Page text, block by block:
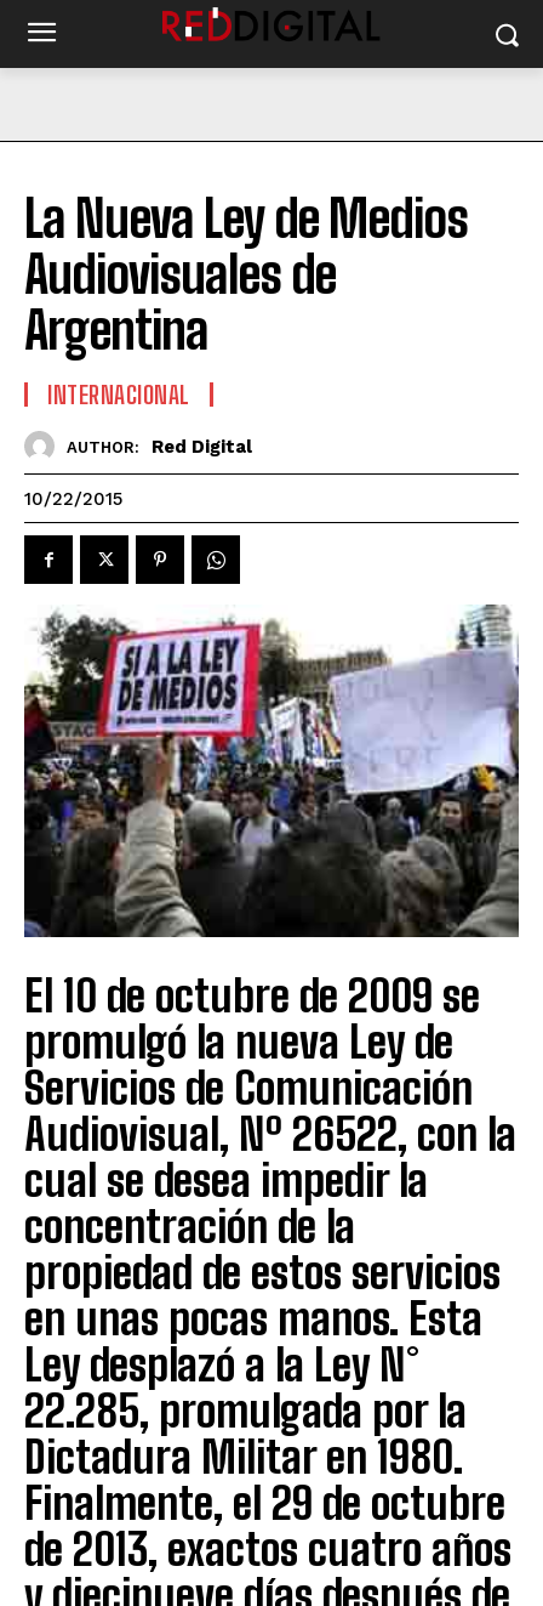
La Nueva Ley de Medios
Audiovisuales de
Argentina
INTERNACIONAL
AUTHOR: Red Digital
10/22/2015
El 10 de octubre de 2009 se
promulgó la nueva Ley de
Servicios de Comunicación
Audiovisual, Nº 26522, con la
cual se desea impedir la
concentración de la
propiedad de estos servicios
en unas pocas manos. Esta
Ley desplazó a la Ley N°
22.285, promulgada por la
Dictadura Militar en 1980.
Finalmente, el 29 de octubre
de 2013, exactos cuatro años
y diecinueve días después de